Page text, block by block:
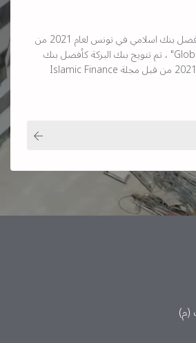
بعد حصوله على جائزة أفضل بنك اسلامي في تونس لعام 2021 من
قبل مجلة "Global Finance" ، تم تتويج بنك البركة كأفضل بنك
إسلامي في تونس لعام 2021 من قبل مجلة Islamic Finance
(م)